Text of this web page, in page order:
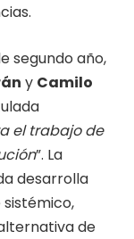
segundo año,
y Camilo
el trabajo de
”. La
desarrolla
de